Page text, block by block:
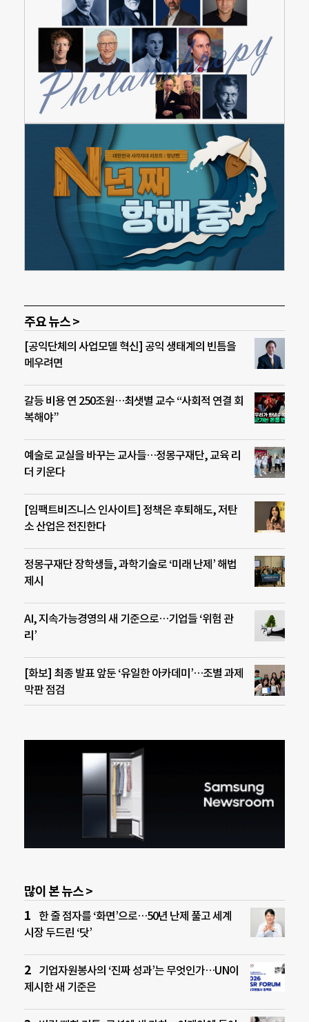
주요 뉴스 >
[공익단체의 사업모델 혁신] 공익 생태계의 빈틈을
메우려면
갈등 비용 연 250조원…최샛별 교수 “사회적 연결 회
복해야”
예술로 교실을 바꾸는 교사들…정몽구재단, 교육 리
더 키운다
[임팩트비즈니스 인사이트] 정책은 후퇴해도, 저탄
소 산업은 전진한다
정몽구재단 장학생들, 과학기술로 ‘미래 난제’ 해법
제시
AI, 지속가능경영의 새 기준으로…기업들 ‘위험 관
리’
[화보] 최종 발표 앞둔 ‘유일한 아카데미’…조별 과제
막판 점검
많이 본 뉴스 >
한 줄 점자를 ‘화면’으로…50년 난제 풀고 세계
시장 두드린 ‘닷’
기업자원봉사의 ‘진짜 성과’는 무엇인가…UN이
제시한 새 기준은